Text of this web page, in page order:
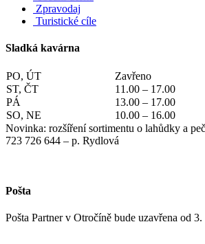
Zpravodaj
Turistické cíle
Sladká kavárna
PO, ÚT
Zavřeno
ST, ČT
11.00 – 17.00
PÁ
13.00 – 17.00
SO, NE
10.00 – 16.00
Novinka: rozšíření sortimentu o lahůdky a
723 726 644 – p. Rydlová
Pošta
Pošta Partner v Otročíně bude uzavřena od